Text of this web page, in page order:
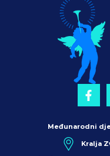
Međunarodni
Kralja